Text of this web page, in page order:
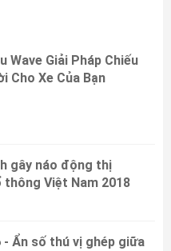
Wave Giải Pháp Chiếu
Cho Xe Của Bạn
gây náo động thị
Việt Nam 2018
- Ẩn số thú vị ghép giữa